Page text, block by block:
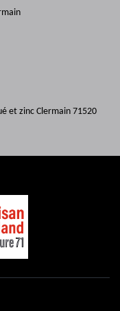
et zinc Clermain 71520